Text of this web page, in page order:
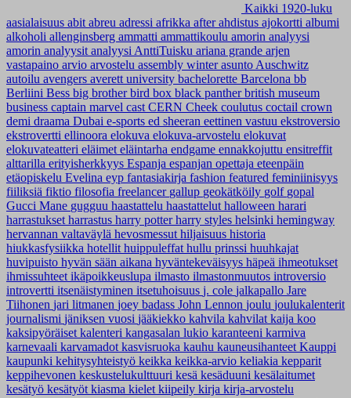
Kaikki 1920-luku
aasialaisuus abit abreu adressi afrikka afterahdistus ajokortti albumi
alkoholi allenginsberg ammatti ammattikoulu amorin analyysi
amorin analyysit analyysi AnttiTuisku ariana grande arjen
vastapaino arvio arvostelu assembly winterasunto Auschwitz
autoilu avengers averett university bachelorette Barcelona bb
Berliini Bess big brotherbird box black pantherbritish museum
business captain marvel cast CERN Cheek coulutus coctail crown
demi draama Dubai e-sports ed sheeran eettinen vastuu ekstroversio
ekstrovertti ellinoora elokuva elokuva-arvostelu elokuvat
elokuvateatteri eläimet eläintarha endgame ennakkojuttu ensitreffit
alttarilla erityisherkkyys Espanja espanjan opettaja eteenpäin
etäopiskelu Evelina eyp fantasiakirja fashion featured feminiinisyys
fiiliksiä fiktio filosofia freelancer gallup geokätköily golf gopal
Gucci Mane gugguu haastattelu haastattelut halloween harari
harrastukset harrastus harry potterharry styles helsinki hemingway
hervannan valtaväylä hevosmessut hiljaisuus historia
hiukkasfysiikka hotellit huippuleffat hullu prinssi huuhkajat
huvipuisto hyvän sään aikana hyväntekeväisyys häpeä ihmeotukset
ihmissuhteet ikäpoikkeuslupa ilmasto ilmastonmuutos introversio
introvertti itsenäistyminen itsetuhoisuus j. cole jalkapallo Jare
Tiihonen jari litmanen joey badass John Lennon joulu joulukalenterit
journalismi jäniksen vuosi jääkiekko kahvila kahvilat kaija koo
kaksipyöräiset kalenteri kangasalan lukio karanteeni karmiva
karnevaali karvamadot kasvisruoka kauhu kauneusihanteet Kauppi
kaupunki kehitysyhteistyö keikka keikka-arvio keliakia kepparit
keppihevonen keskustelukulttuuri kesä kesäduuni kesälaitumet
kesätyö kesätyöt kiasma kielet kiipeily kirja kirja-arvostelu